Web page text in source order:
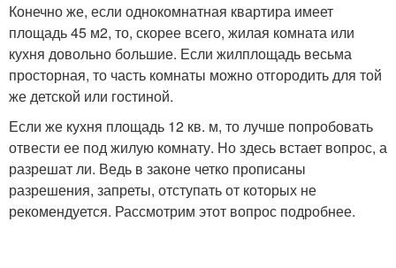
Конечно же, если однокомнатная квартира имеет
площадь 45 м2, то, скорее всего, жилая комната или
кухня довольно большие. Если жилплощадь весьма
просторная, то часть комнаты можно отгородить для той
же детской или гостиной.
Если же кухня площадь 12 кв. м, то лучше попробовать
отвести ее под жилую комнату. Но здесь встает вопрос, а
разрешат ли. Ведь в законе четко прописаны
разрешения, запреты, отступать от которых не
рекомендуется. Рассмотрим этот вопрос подробнее.